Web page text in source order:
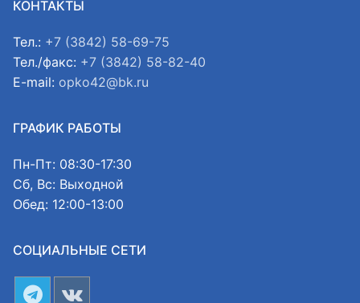
КОНТАКТЫ
Тел.: +7 (3842) 58-69-75
Тел./факс: +7 (3842) 58-82-40
E-mail: opko42@bk.ru
ГРАФИК РАБОТЫ
Пн-Пт: 08:30-17:30
Сб, Вс: Выходной
Обед: 12:00-13:00
СОЦИАЛЬНЫЕ СЕТИ